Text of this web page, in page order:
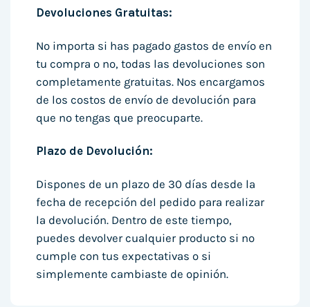
Devoluciones Gratuitas:
No importa si has pagado gastos de envío en
tu compra o no, todas las devoluciones son
completamente gratuitas. Nos encargamos
de los costos de envío de devolución para
que no tengas que preocuparte.
Plazo de Devolución:
Dispones de un plazo de 30 días desde la
fecha de recepción del pedido para realizar
la devolución. Dentro de este tiempo,
puedes devolver cualquier producto si no
cumple con tus expectativas o si
simplemente cambiaste de opinión.